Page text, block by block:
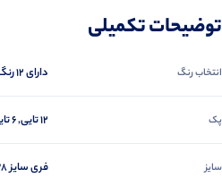
توضیحات تکمیلی
انتخاب رنگ دارای 12 رنگ
پک 12 تایی, 6 تایی
سایز فری سایز ۳۸ تا ۴۴ مناسب